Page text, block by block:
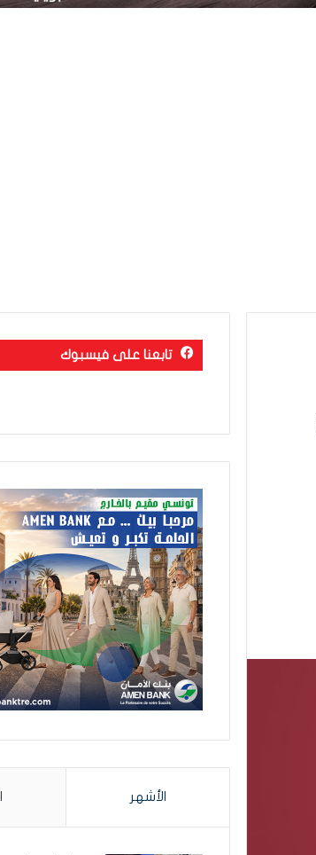
تابعنا على فيسبوك
الأشهر